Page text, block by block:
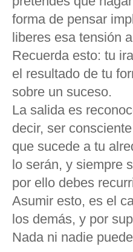
forma de pensar
liberes esa tensión
Recuerda esto: tu
el resultado de tu
sobre un suceso.
La salida es
decir, ser
que sucede a tu
lo serán, y siempre
por ello debes
Asumir esto, es el
los demás, y por
Nada ni nadie